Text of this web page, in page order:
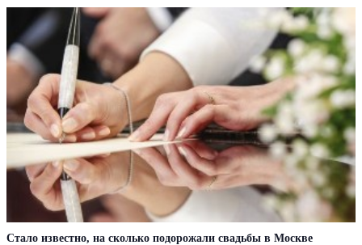
Стало известно, на сколько подорожали свадьбы в Москве